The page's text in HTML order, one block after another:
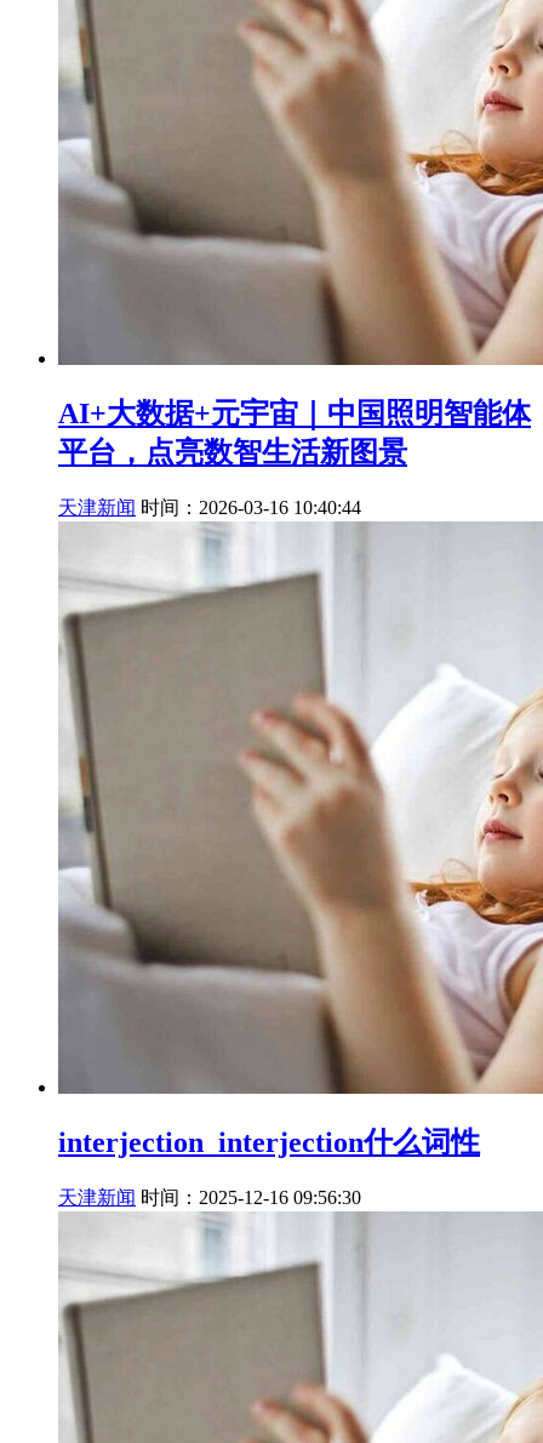
AI+大数据+元宇宙｜中国照明智能体
平台，点亮数智生活新图景
天津新闻 时间：2026-03-16 10:40:44
interjection_interjection什么词性
天津新闻 时间：2025-12-16 09:56:30